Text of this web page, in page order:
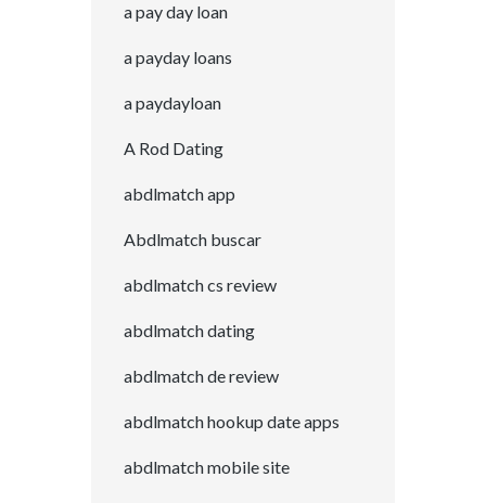
a pay day loan
a payday loans
a paydayloan
A Rod Dating
abdlmatch app
Abdlmatch buscar
abdlmatch cs review
abdlmatch dating
abdlmatch de review
abdlmatch hookup date apps
abdlmatch mobile site